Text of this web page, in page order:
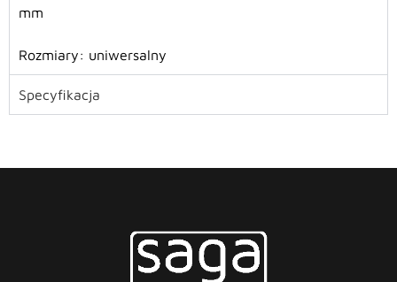
mm
Rozmiary: uniwersalny
Specyfikacja